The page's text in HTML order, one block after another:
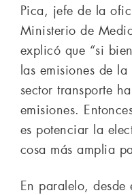
Pica, jefe de la
Ministerio de
explicó que “si
las emisiones de
sector transporte
emisiones.
es potenciar la
cosa más amplia
En paralelo,